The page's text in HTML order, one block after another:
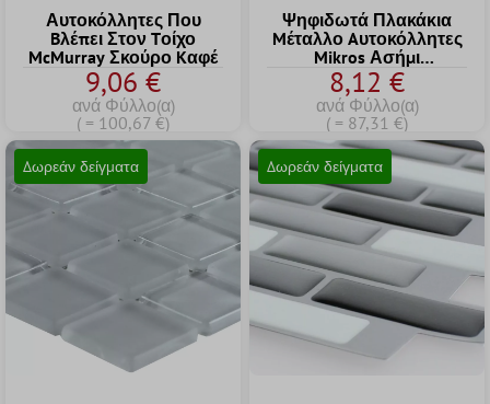
Αυτοκόλλητες Που
Bλέπει Στον Tοίχο
McMurray Σκούρο Kαφέ
9,06 €
ανά Φύλλο(α)
( = 100,67 €)
Ψηφιδωτά Πλακάκια
Mέταλλο Aυτοκόλλητες
Mikros Ασήμι
Tετράγωνο 25
8,12 €
ανά Φύλλο(α)
( = 87,31 €)
Δωρεάν δείγματα Δωρεάν δείγματα